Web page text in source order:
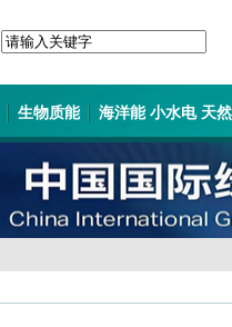
生物质能 海洋能 小水电 天